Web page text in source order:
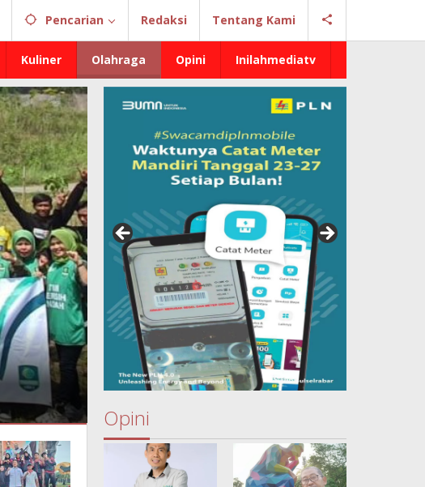
Pencarian Redaksi Tentang Kami
Kuliner Olahraga Opini Inilahmediatv
Opini